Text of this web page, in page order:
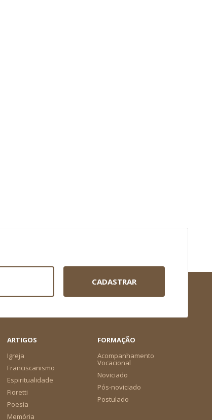
CADASTRAR
ARTIGOS
Igreja
Franciscanismo
Espiritualidade
Fioretti
Poesia
Memória
FORMAÇÃO
Acompanhamento
Vocacional
Noviciado
Pós-noviciado
Postulado